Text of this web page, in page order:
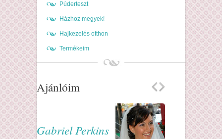
Púderteszt
Házhoz megyek!
Hajkezelés otthon
Termékeim
Ajánlóim
Gabriel Perkins